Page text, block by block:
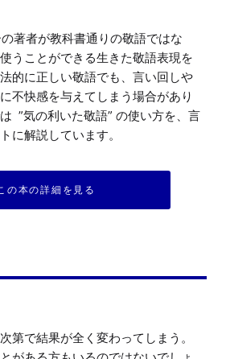
著者が教科書通りの敬語ではな
うことができる生きた敬語表現を
的に正しい敬語でも、言い回しや
不快感を与えてしまう場合があり
”気の利いた敬語” の使い方を、言
に解説しています。
の本の詳細を見る
第で結果が全く変わってしまう。